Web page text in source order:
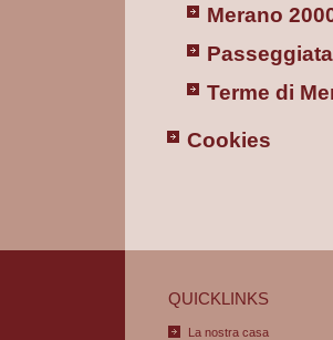
Merano
Terme di
Cookies
QUICKLINKS
La nostra casa